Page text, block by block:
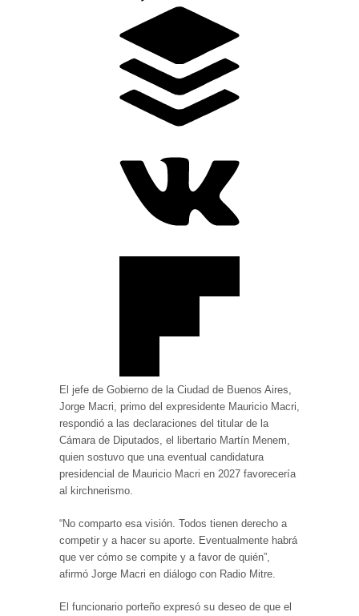
El jefe de Gobierno de la Ciudad de Buenos Aires,
Jorge Macri, primo del expresidente Mauricio Macri,
respondió a las declaraciones del titular de la
Cámara de Diputados, el libertario Martín Menem,
quien sostuvo que una eventual candidatura
presidencial de Mauricio Macri en 2027 favorecería
al kirchnerismo.
“No comparto esa visión. Todos tienen derecho a
competir y a hacer su aporte. Eventualmente habrá
que ver cómo se compite y a favor de quién”,
afirmó Jorge Macri en diálogo con Radio Mitre.
El funcionario porteño expresó su deseo de que el